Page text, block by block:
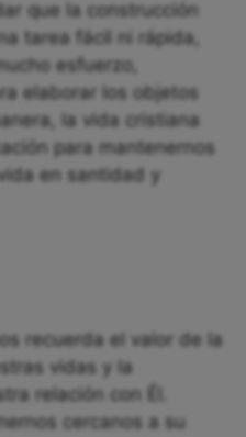
que la construcción
tarea fácil ni rápida,
esfuerzo,
elaborar los objetos
la vida cristiana
para mantenernos
en santidad y
recuerda el valor de la
vidas y la
relación con Él.
cercanos a su